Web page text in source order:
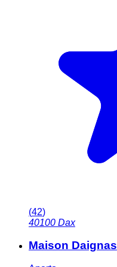
(42)
40100 Dax
Maison Daignas